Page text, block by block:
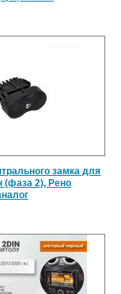
замка для
(фаза 2), Рено